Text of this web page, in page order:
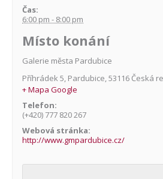
Čas:
6:00 pm - 8:00 pm
Místo konání
Galerie města Pardubice
Příhrádek 5, Pardubice,53116 Česká
+ Mapa Google
Telefon:
(+420) 777 820 267
Webová stránka:
http://www.gmpardubice.cz/